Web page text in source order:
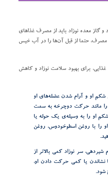
و گاز معده نوزاد باید از مصرف غذاهای
مصرف، حتما از قبل آن‌ها را در آب خیس
غذایی، برای بهبود سلامت نوزاد و کاهش
شکم او و آرام شدن عضله‌های او
را مانند حرکت دوچرخه به سمت
او را به وسیله‌ی یک حوله یا
را با روغن اسطوخودوس، روغن
شیردهی، سر نوزاد کمی بالاتر از
یا کمی حرکت دادن او،
شود.